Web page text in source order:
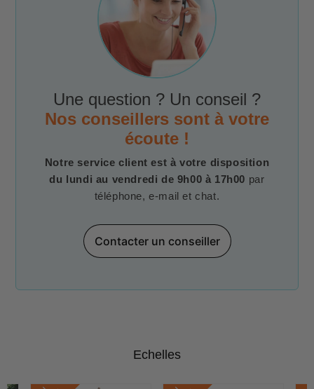
Une question ? Un conseil ?
Nos conseillers sont à votre
écoute !
Notre service client est à votre disposition
du lundi au vendredi de 9h00 à 17h00 par
téléphone, e-mail et chat.
Contacter un conseiller
Echelles